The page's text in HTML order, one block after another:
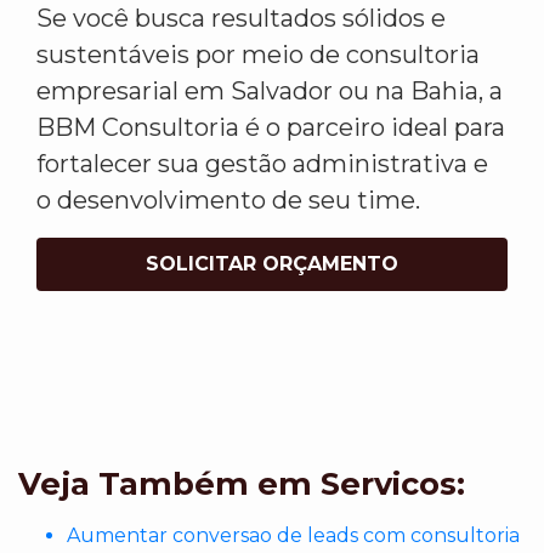
Se você busca resultados sólidos e
sustentáveis por meio de consultoria
empresarial em Salvador ou na Bahia, a
BBM Consultoria é o parceiro ideal para
fortalecer sua gestão administrativa e
o desenvolvimento de seu time.
SOLICITAR ORÇAMENTO
Veja Também em Servicos:
Aumentar conversao de leads com consultoria